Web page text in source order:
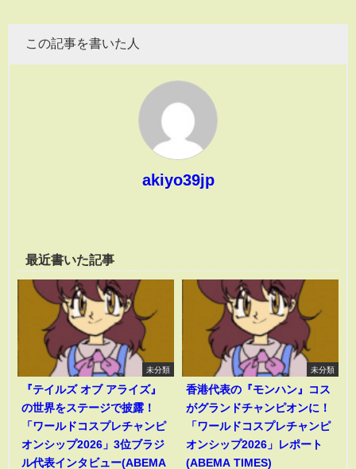
この記事を書いた人
akiyo39jp
最近書いた記事
未分類
『テイルズ オブ アライズ』
の世界をステージで披露！
「ワールドコスプレチャンピ
オンシップ2026」3位ブラジ
ル代表インタビュー(ABEMA
未分類
香港代表の『モンハン』コス
がグランドチャンピオンに！
「ワールドコスプレチャンピ
オンシップ2026」レポート
(ABEMA TIMES)